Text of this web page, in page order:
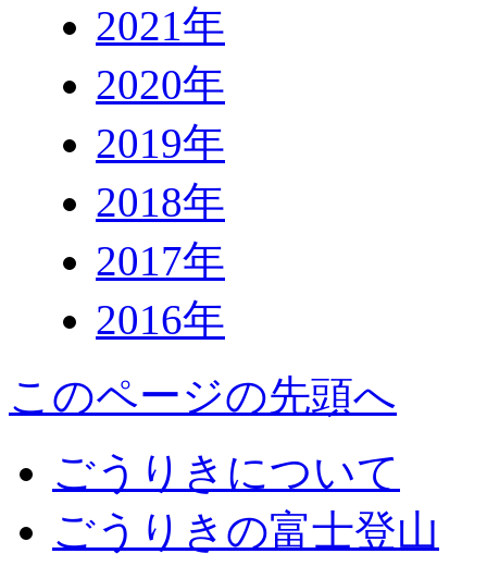
2021年
2020年
2019年
2018年
2017年
2016年
このページの先頭へ
ごうりきについて
ごうりきの富士登山